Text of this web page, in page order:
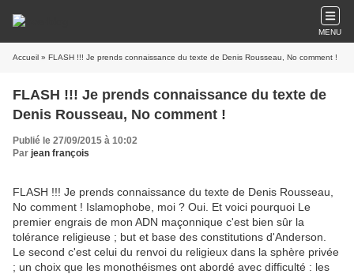
MENU
Accueil » FLASH !!! Je prends connaissance du texte de Denis Rousseau, No comment !
FLASH !!! Je prends connaissance du texte de
Denis Rousseau, No comment !
Publié le 27/09/2015 à 10:02
Par jean françois
FLASH !!! Je prends connaissance du texte de Denis Rousseau,
No comment ! Islamophobe, moi ? Oui. Et voici pourquoi Le
premier engrais de mon ADN maçonnique c'est bien sûr la
tolérance religieuse ; but et base des constitutions d'Anderson.
Le second c'est celui du renvoi du religieux dans la sphère privée
; un choix que les monothéismes ont abordé avec difficulté : les